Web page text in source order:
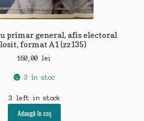
primar general, afis electoral
format A1 (zz135)
160,00 lei
3 în stoc
3 left in stock
Adaugă în coș